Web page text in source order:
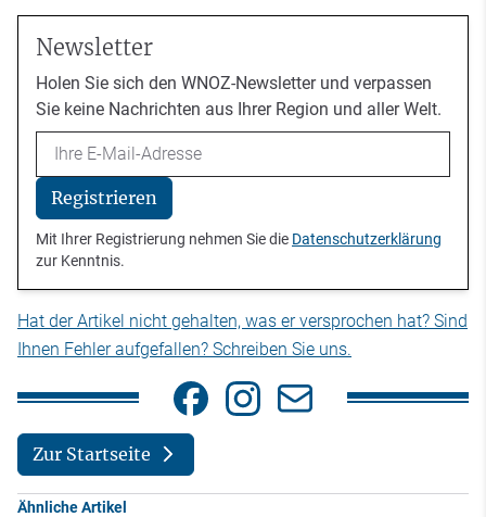
Newsletter
Holen Sie sich den WNOZ-Newsletter und verpassen
Sie keine Nachrichten aus Ihrer Region und aller Welt.
Email
Registrieren
Mit Ihrer Registrierung nehmen Sie die Datenschutzerklärung
zur Kenntnis.
Hat der Artikel nicht gehalten, was er versprochen hat? Sind
Ihnen Fehler aufgefallen? Schreiben Sie uns.
Zur Startseite
Ähnliche Artikel